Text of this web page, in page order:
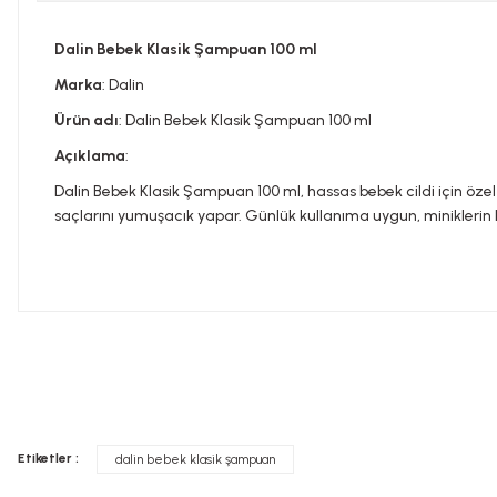
Dalin Bebek Klasik Şampuan 100 ml
Marka: Dalin
Ürün adı: Dalin Bebek Klasik Şampuan 100 ml
Açıklama:
Dalin Bebek Klasik Şampuan 100 ml, hassas bebek cildi için
saçlarını yumuşacık yapar. Günlük kullanıma uygun, miniklerin
Ürün açıklamasında eksik bilgiler bulunuyor.
Etiketler : dalin bebek klasik şampuan